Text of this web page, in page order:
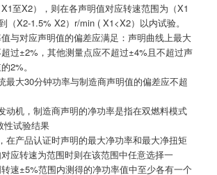
至X2），则在各声明值对应转速范围为（X1
（X2-1.5% X2）r/min ( X1<X2）以内试验。
与对应声明值的偏差应满足：声明曲线上最大
过±2%，其他测量点应不超过±4%且不超过声
2%。
最大30分钟功率与制造商声明值的偏差应不超
动机，制造商声明的净功率是指在双燃料模式
性试验结果
在产品认证时声明的最大净功率和最大净扭矩
应转速为范围时则在该范围中任意选择一
速±5%范围内测得的净功率值中至少各有一个